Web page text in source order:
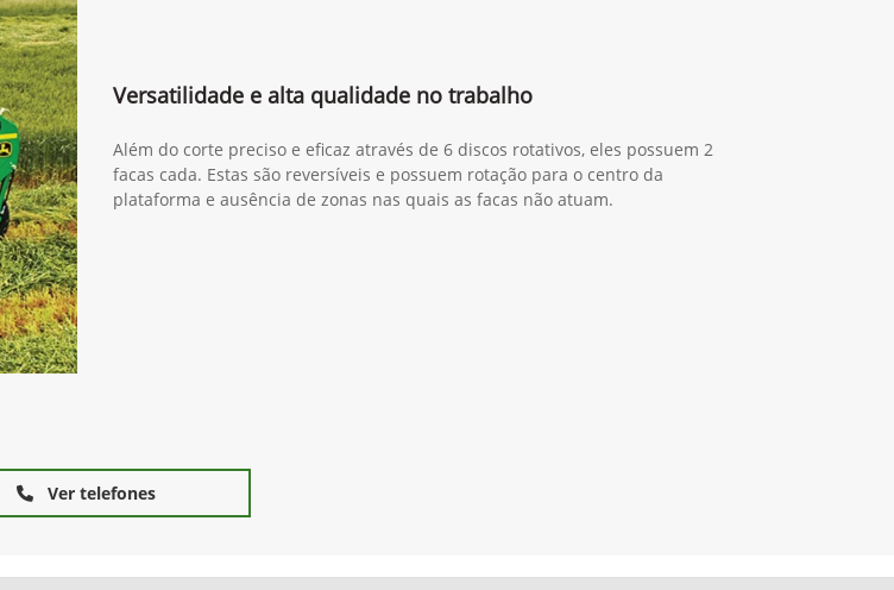
Versatilidade e alta qualidade no trabalho
Além do corte preciso e eficaz através de 6 discos rotativos, eles possuem 2
facas cada. Estas são reversíveis e possuem rotação para o centro da
plataforma e ausência de zonas nas quais as facas não atuam.
Ver telefones